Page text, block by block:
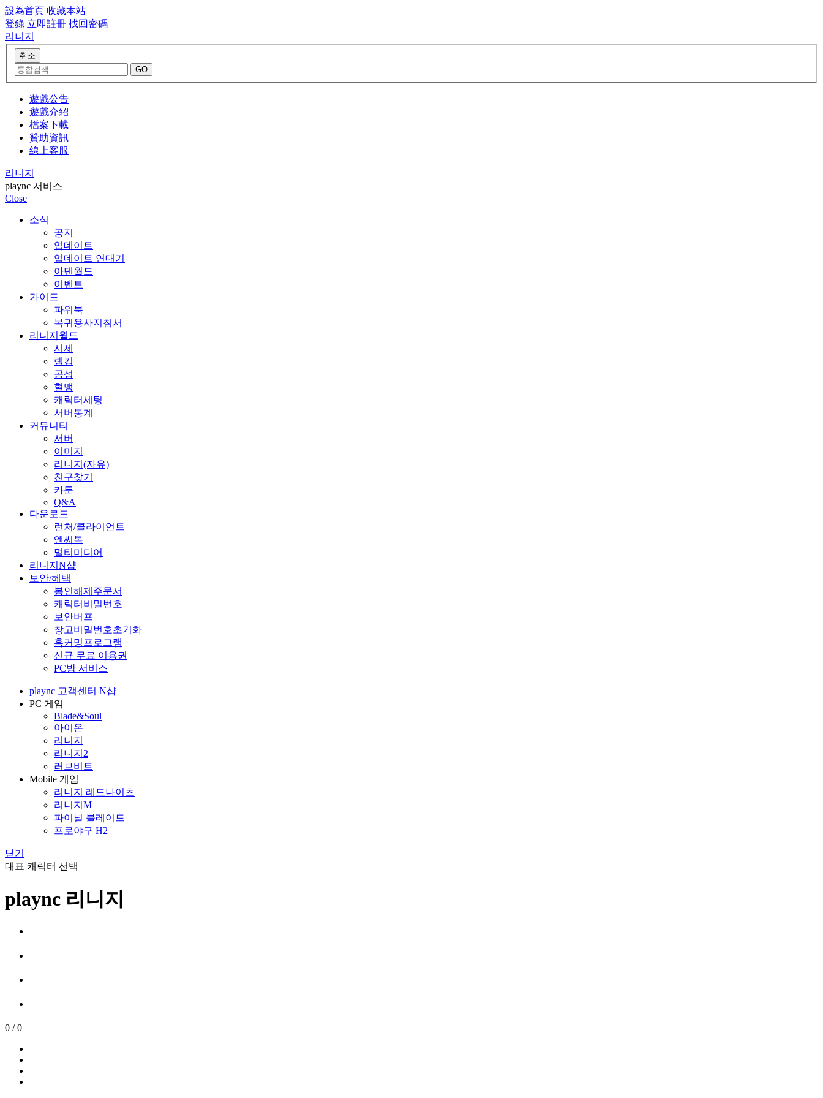
設為首頁 收藏本站
登錄 立即註冊 找回密碼
리니지
遊戲公告
遊戲介紹
檔案下載
贊助資訊
線上客服
리니지
plaync 서비스
Close
소식
공지
업데이트
업데이트 연대기
아덴월드
이벤트
가이드
파워북
복귀용사지침서
리니지월드
시세
랭킹
공성
혈맹
캐릭터세팅
서버통계
커뮤니티
서버
이미지
리니지(자유)
친구찾기
카툰
Q&A
다운로드
런처/클라이언트
엔씨톡
멀티미디어
리니지N샵
보안/혜택
봉인해제주문서
캐릭터비밀번호
보안버프
창고비밀번호초기화
홈커밍프로그램
신규 무료 이용권
PC방 서비스
plaync 고객센터 N샵
PC 게임
Blade&Soul
아이온
리니지
리니지2
러브비트
Mobile 게임
리니지 레드나이츠
리니지M
파이널 블레이드
프로야구 H2
닫기
대표 캐릭터 선택
plaync 리니지
0 / 0